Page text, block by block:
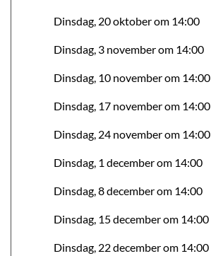
Dinsdag, 20 oktober om 14:00
Dinsdag, 3 november om 14:00
Dinsdag, 10 november om 14:00
Dinsdag, 17 november om 14:00
Dinsdag, 24 november om 14:00
Dinsdag, 1 december om 14:00
Dinsdag, 8 december om 14:00
Dinsdag, 15 december om 14:00
Dinsdag, 22 december om 14:00